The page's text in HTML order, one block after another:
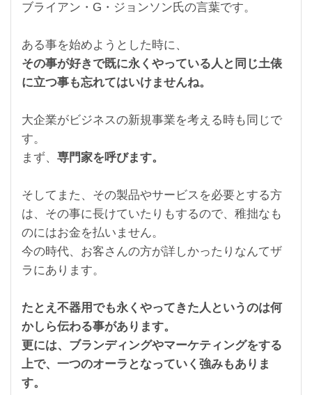
ブライアン・G・ジョンソン氏の言葉です。
ある事を始めようとした時に、
その事が好きで既に永くやっている人と同じ土俵
に立つ事も忘れてはいけませんね。
大企業がビジネスの新規事業を考える時も同じで
す。
まず、 専門家を呼びます。
そしてまた、その製品やサービスを必要とする方
は、その事に長けていたりもするので、稚拙なも
のにはお金を払いません。
今の時代、お客さんの方が詳しかったりなんてザ
ラにあります。
たとえ不器用でも永くやってきた人というのは何
かしら伝わる事があります。
更には、 ブランディングやマーケティングをする
上で、 一つのオーラとなっていく強みもありま
す。